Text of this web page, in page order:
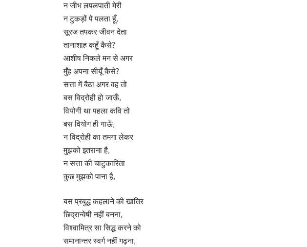
न जीभ लपलपाती मेरी
न टुकड़ों पे पलता हूँ,
सूरज तपकर जीवन देता
तानाशाह कहूँ कैसे?
आशीष निकले मन से अगर
मुँह अपना सीयूँ कैसे?
सत्ता में बैठा अगर वह तो
बस विद्रोही हो जाऊँ,
वियोगी था पहला कवि तो
बस वियोग ही गाऊँ,
न विद्रोही का तमगा लेकर
मुझको इतराना है,
न सत्ता की चाटुकारिता
कुछ मुझको पाना है,
बस प्रबुद्ध कहलाने की खातिर
छिद्रान्वेषी नहीं बनना,
विश्वामित्र सा सिद्ध करने को
समानान्तर स्वर्ग नहीं गढ़ना,